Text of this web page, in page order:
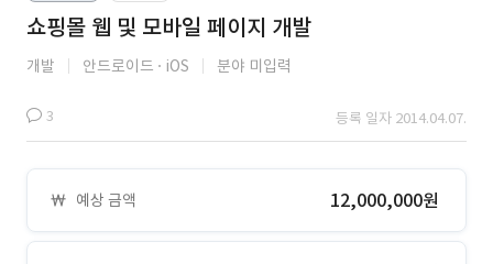
쇼핑몰 웹 및 모바일 페이지 개발
개발 안드로이드 iOS 분야 미입력
3 등록 일자 2014.04.07.
예상 금액 12,000,000원